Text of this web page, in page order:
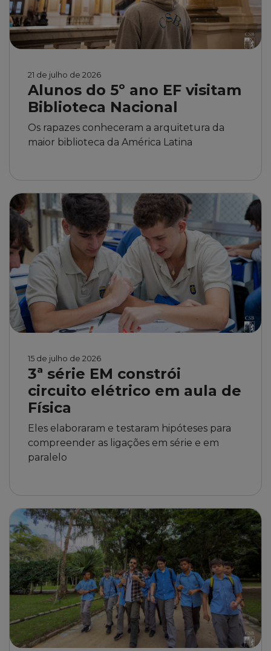
21 de julho de 2026
Alunos do 5º ano EF visitam
Biblioteca Nacional
Os rapazes conheceram a arquitetura da
maior biblioteca da América Latina
15 de julho de 2026
3ª série EM constrói
circuito elétrico em aula de
Física
Eles elaboraram e testaram hipóteses para
compreender as ligações em série e em
paralelo